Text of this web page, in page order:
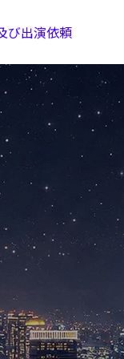
び出演依頼